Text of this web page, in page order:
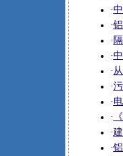
·
·
·
·
·
·
·
·
·
·